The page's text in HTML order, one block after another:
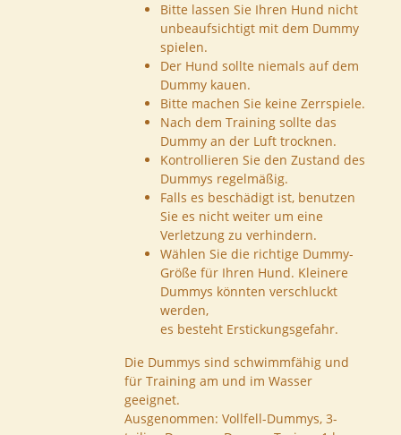
Bitte lassen Sie Ihren Hund nicht
unbeaufsichtigt mit dem Dummy
spielen.
Der Hund sollte niemals auf dem
Dummy kauen.
Bitte machen Sie keine Zerrspiele.
Nach dem Training sollte das
Dummy an der Luft trocknen.
Kontrollieren Sie den Zustand des
Dummys regelmäßig.
Falls es beschädigt ist, benutzen
Sie es nicht weiter um eine
Verletzung zu verhindern.
Wählen Sie die richtige Dummy-
Größe für Ihren Hund. Kleinere
Dummys könnten verschluckt
werden,
es besteht Erstickungsgefahr.
Die Dummys sind schwimmfähig und
für Training am und im Wasser
geeignet.
Ausgenommen: Vollfell-Dummys, 3-